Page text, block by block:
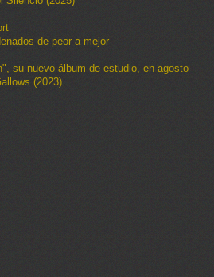
de peor a mejor
su nuevo álbum de estudio, en agosto
(2023)